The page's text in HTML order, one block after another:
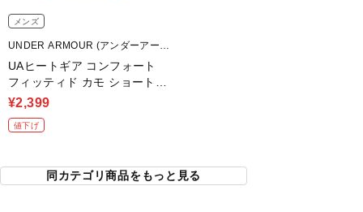
メンズ
UNDER ARMOUR (アンダーアーマ
ー)
UAヒートギア コンフォート
フィッティド カモ ショートス
リーブ クルーネック シャツ
¥2,399
値下げ
同カテゴリ商品をもっと見る